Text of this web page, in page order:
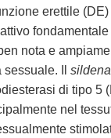
erettile
fondamentale
nota e
Il
di tipo 5
nel